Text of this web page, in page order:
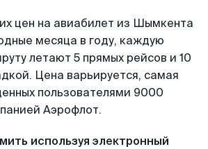
цен на авиабилет из Шымкента
месяца в году, каждую
летают 5 прямых рейсов и 10
Цена варьируется, самая
пользователями 9000
Аэрофлот.
используя электронный